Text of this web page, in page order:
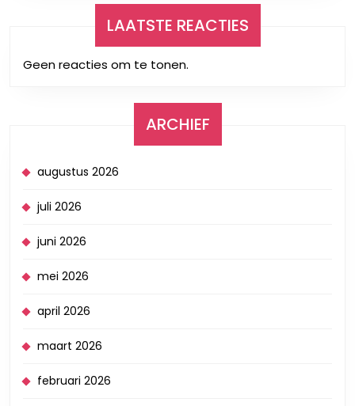
LAATSTE REACTIES
Geen reacties om te tonen.
ARCHIEF
augustus 2026
juli 2026
juni 2026
mei 2026
april 2026
maart 2026
februari 2026